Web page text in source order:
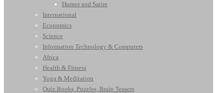
Humor and Satire
International
Economics
Science
Information Technology & Computers
Africa
Health & Fitness
Yoga & Meditation
Quiz Books, Puzzles, Brain Teasers